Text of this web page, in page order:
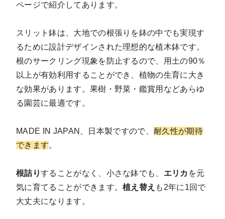
ページで紹介してあります。
スリット鉢は、大地での根張りを鉢の中でも実現す
るために設計デザインされた理想的な植木鉢です。
根のサークリング現象を防止するので、用土の90％
以上が有効利用することができ、植物の生育に大き
な効果があります。果樹・野菜・鑑賞用などあらゆ
る園芸に最適です。
MADE IN JAPAN、日本製ですので、耐久性が期待
できます。
根詰りすることがなく、小さな鉢でも、 エリカ を元
気に育てることができます。植え替え も2年に1回で
大丈夫になります。